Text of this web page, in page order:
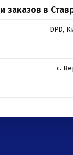
заказов в
DPD,
с.